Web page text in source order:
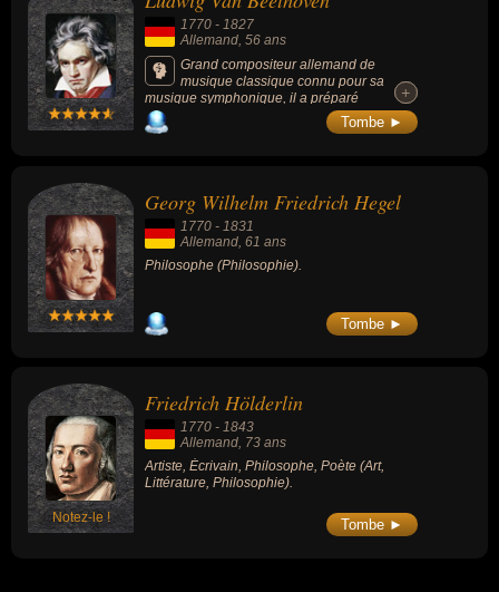
compositeur, philosophe, écrivain ou poète.
1770 - 1827
Allemand, 56 ans
Grand compositeur allemand de
musique classique connu pour sa
musique symphonique, il a préparé
l’évolution vers le romantisme en musique et
influencé la musique occidentale pendant
lettre à Élise », etc.
+
+
Tombe ►
Georg Wilhelm Friedrich Hegel
1770 - 1831
Allemand , 61 ans
Philosophe (Philosophie).
Tombe ►
Notez-le !
Friedrich Hölderlin
1770 - 1843
Allemand, 73 ans
Artiste, Écrivain, Philosophe, Poète (Art,
Littérature, Philosophie).
Tombe ►